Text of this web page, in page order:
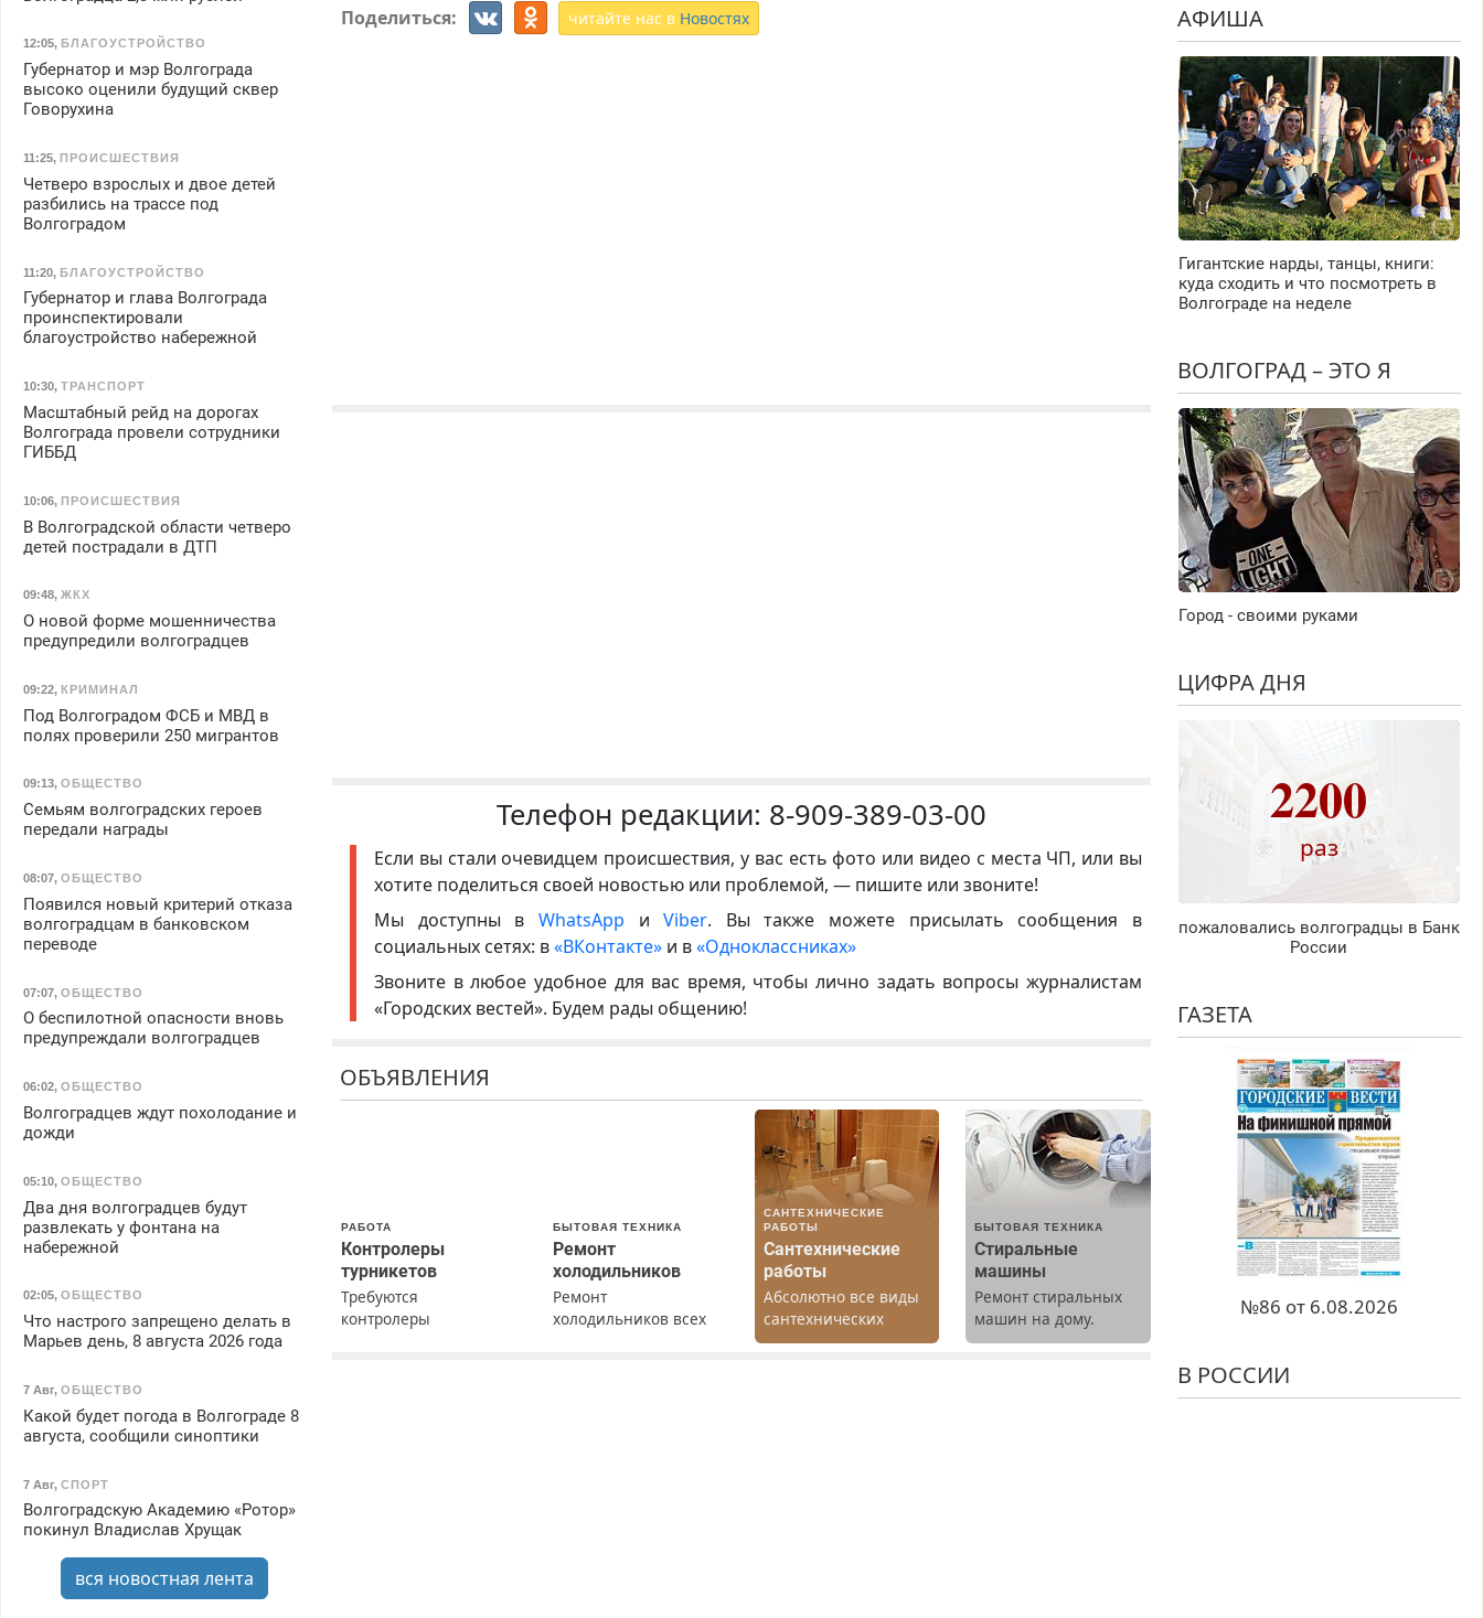
Поделиться: читайте нас в Новостях
Телефон редакции: 8-909-389-03-00
Если вы стали очевидцем происшествия, у вас есть фото или видео с места ЧП, или вы
хотите поделиться своей новостью или проблемой, — пишите или звоните!
Мы доступны в WhatsApp иViber. Вы также можете присылать сообщения в
социальных сетях: в«ВКонтакте» и в«Одноклассниках»
Звоните в любое удобное для вас время, чтобы лично задать вопросы журналистам
«Городских вестей». Будем рады общению!
ОБЪЯВЛЕНИЯ
РАБОТА
Контролеры
турникетов
Требуются
контролеры
БЫТОВАЯ ТЕХНИКА
Ремонт
холодильников
Ремонт
холодильников всех
САНТЕХНИЧЕСКИЕ
РАБОТЫ
Сантехнические
работы
Абсолютно все виды
сантехнических
работ. Быстро.
БЫТОВАЯ ТЕХНИКА
Стиральные
машины
Ремонт стиральных
машин на дому.
Выезд и диагностика
12:05, БЛАГОУСТРОЙСТВО
Губернатор и мэр Волгограда
высоко оценили будущий сквер
Говорухина
11:25, ПРОИСШЕСТВИЯ
Четверо взрослых и двое детей
разбились на трассе под
Волгоградом
11:20, БЛАГОУСТРОЙСТВО
Губернатор и глава Волгограда
проинспектировали
благоустройство набережной
10:30, ТРАНСПОРТ
Масштабный рейд на дорогах
Волгограда провели сотрудники
ГИББД
10:06, ПРОИСШЕСТВИЯ
В Волгоградской области четверо
детей пострадали в ДТП
09:48, ЖКХ
О новой форме мошенничества
предупредили волгоградцев
09:22, КРИМИНАЛ
Под Волгоградом ФСБ и МВД в
полях проверили 250 мигрантов
09:13, ОБЩЕСТВО
Семьям волгоградских героев
передали награды
08:07, ОБЩЕСТВО
Появился новый критерий отказа
волгоградцам в банковском
переводе
07:07, ОБЩЕСТВО
О беспилотной опасности вновь
предупреждали волгоградцев
06:02, ОБЩЕСТВО
Волгоградцев ждут похолодание и
дожди
05:10, ОБЩЕСТВО
Два дня волгоградцев будут
развлекать у фонтана на
набережной
02:05, ОБЩЕСТВО
Что настрого запрещено делать в
Марьев день, 8 августа 2026 года
7 Авг, ОБЩЕСТВО
Какой будет погода в Волгограде 8
августа, сообщили синоптики
7 Авг, СПОРТ
Волгоградскую Академию «Ротор»
покинул Владислав Хрущак
вся новостная лента
АФИША
Гигантские нарды, танцы, книги:
куда сходить и что посмотреть в
Волгограде на неделе
ВОЛГОГРАД – ЭТО Я
Город - своими руками
ЦИФРА ДНЯ
2200
раз
пожаловались волгоградцы в Банк
России
ГАЗЕТА
№86 от 6.08.2026
В РОССИИ